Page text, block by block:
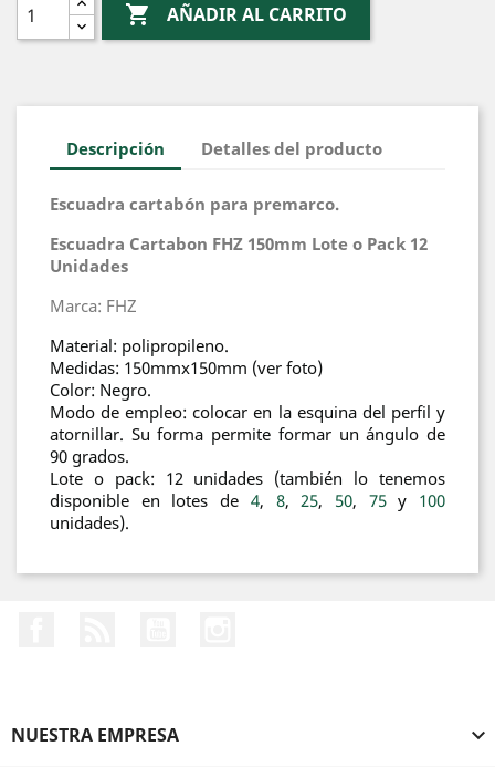
 AÑADIR AL CARRITO
Descripción Detalles del producto
Escuadra cartabón para premarco.
Escuadra Cartabon FHZ 150mm Lote o Pack 12
Unidades
Marca: FHZ
Material: polipropileno.
Medidas: 150mmx150mm (ver foto)
Color: Negro.
Modo de empleo: colocar en la esquina del perfil y
atornillar. Su forma permite formar un ángulo de
90 grados.
Lote o pack: 12 unidades (también lo tenemos
disponible en lotes de 4, 8,25, 50, 75y 100
unidades).
NUESTRA EMPRESA 